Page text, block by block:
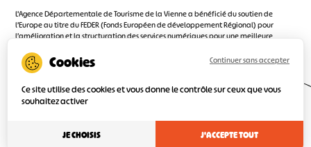
L'Agence Départementale de Tourisme de la Vienne a bénéficié du soutien de
l’Europe au titre du FEDER (Fonds Européen de développement Régional) pour
l’amélioration et la structuration des services numériques pour une meilleure
d’orienter au mieux le visiteur.
Ce site utilise des cookies et vous donne le contrôle sur ceux que vous
souhaitez activer
J'ACCEPTE TOUT
Continuer sans accepter
JE CHOISIS